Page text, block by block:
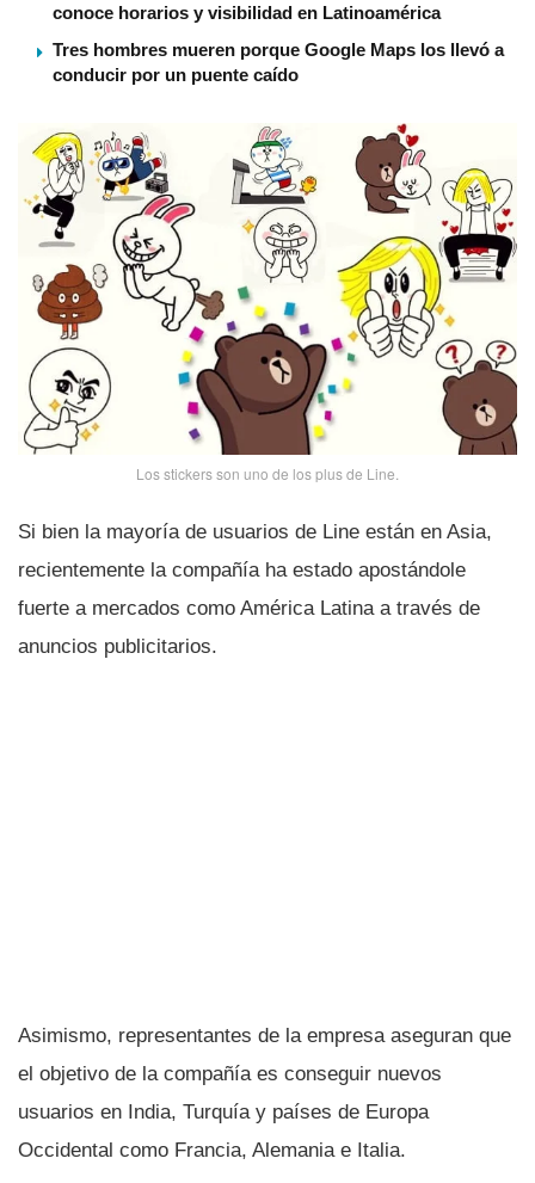
conoce horarios y visibilidad en Latinoamérica
Tres hombres mueren porque Google Maps los llevó a
conducir por un puente caído
Los stickers son uno de los plus de Line.
Si bien la mayorí­a de usuarios de Line están en Asia,
recientemente la compañí­a ha estado apostándole
fuerte a mercados como América Latina a través de
anuncios publicitarios.
Asimismo, representantes de la empresa aseguran que
el objetivo de la compañí­a es conseguir nuevos
usuarios en India, Turquí­a y paí­ses de Europa
Occidental como Francia, Alemania e Italia.